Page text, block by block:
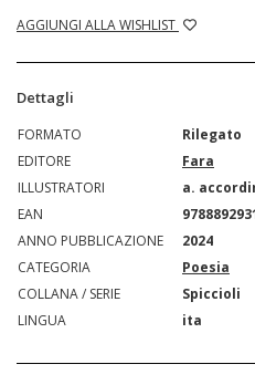
AGGIUNGI ALLA WISHLIST
Dettagli
FORMATO
Rilegato
EDITORE
Fara
ILLUSTRATORI
a.
EAN
ANNO PUBBLICAZIONE
2024
CATEGORIA
Poesia
COLLANA / SERIE
Spiccioli
LINGUA
ita